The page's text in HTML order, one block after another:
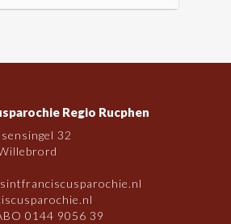
Regio Rucphen
32
0144 9056 39